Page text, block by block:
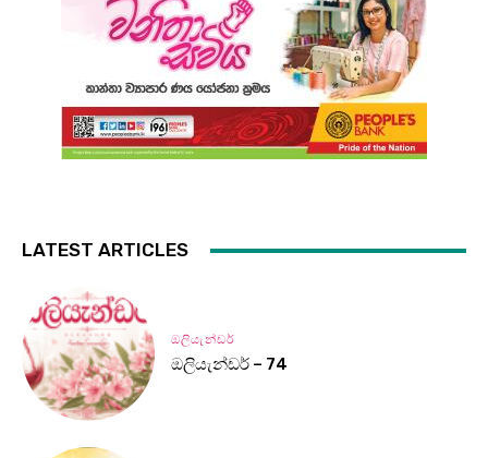
LATEST ARTICLES
ඔලියැන්ඩර්
ඔලියැන්ඩර් – 74